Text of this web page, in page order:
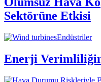
Sektörüne Etkisi
Endüstriler
Enerji